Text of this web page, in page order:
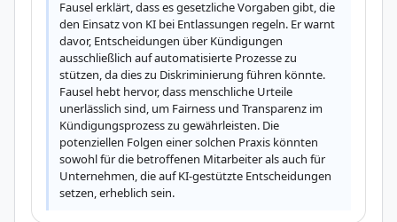
Fausel erklärt, dass es gesetzliche Vorgaben gibt, die
den Einsatz von KI bei Entlassungen regeln. Er warnt
davor, Entscheidungen über Kündigungen
ausschließlich auf automatisierte Prozesse zu
stützen, da dies zu Diskriminierung führen könnte.
Fausel hebt hervor, dass menschliche Urteile
unerlässlich sind, um Fairness und Transparenz im
Kündigungsprozess zu gewährleisten. Die
potenziellen Folgen einer solchen Praxis könnten
sowohl für die betroffenen Mitarbeiter als auch für
Unternehmen, die auf KI-gestützte Entscheidungen
setzen, erheblich sein.